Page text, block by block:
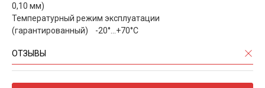
0,10 мм)
Температурный режим эксплуатации
(гарантированный) -20°…+70°С
ОТЗЫВЫ